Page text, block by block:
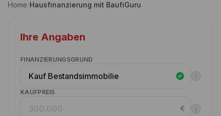
Nebenkostenrechner
Partner werden
Websitetools Baufinanzierung
Unsere Produktpartner
Home›Hausfinanzierung mit BaufiGuru
Ihre Angaben
FINANZIERUNGSGRUND
i
KAUFPREIS
€ i